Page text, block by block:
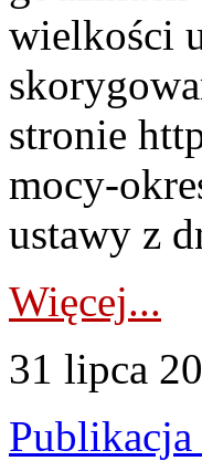
wielkości
stronie
mocy-
ustawy z
Więcej...
31 lipca
Publikacja